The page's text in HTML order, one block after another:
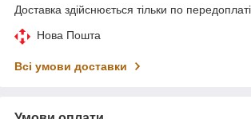
Доставка здійснюється тільки по передоплаті.
Нова Пошта
Всі умови доставки